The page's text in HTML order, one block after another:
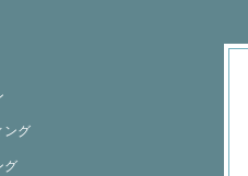
ング
グ